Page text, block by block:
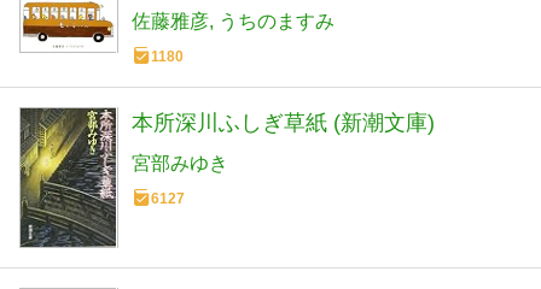
佐藤雅彦 うちのますみ
1180
本所深川ふしぎ草紙 (新潮文庫)
宮部みゆき
6127